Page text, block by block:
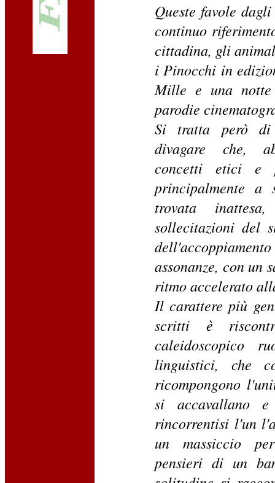
Queste favole
continuo
cittadina, gli
i Pinocchi in
Mille e una
parodie
Si tratta però di
divagare che,
concetti etici e
principalmente a
trovata
sollecitazioni del
assonanze, con un
ritmo accelerato
Il carattere più
scritti è
caleidoscopico
linguistici, che
ricompongono
si accavallano
rincorrentisi l'un
un massiccio
pensieri di un